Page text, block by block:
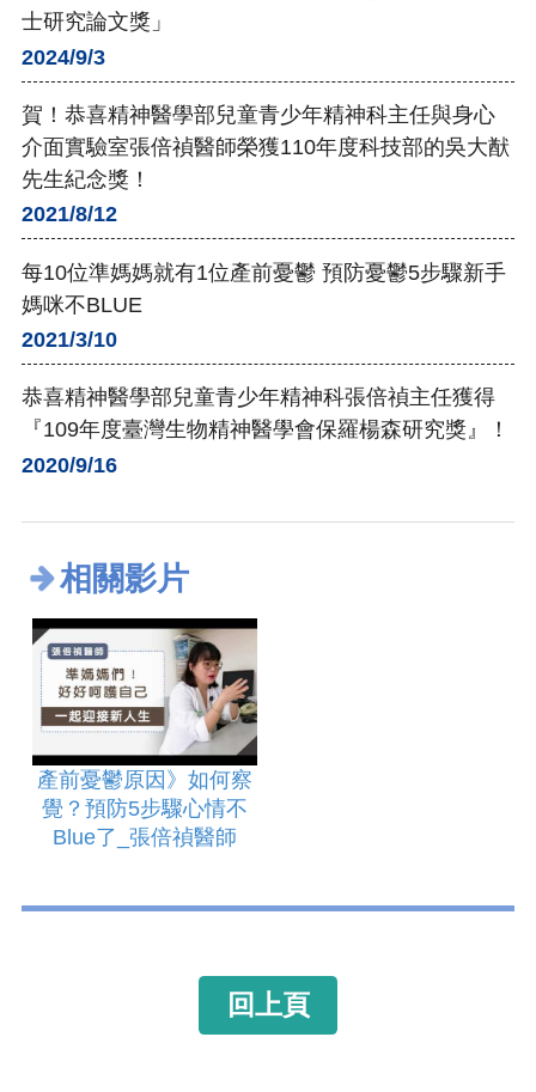
士研究論文獎」
2024/9/3
賀！恭喜精神醫學部兒童青少年精神科主任與身心
介面實驗室張倍禎醫師榮獲110年度科技部的吳大猷
先生紀念獎！
2021/8/12
每10位準媽媽就有1位產前憂鬱 預防憂鬱5步驟新手
媽咪不BLUE
2021/3/10
恭喜精神醫學部兒童青少年精神科張倍禎主任獲得
『109年度臺灣生物精神醫學會保羅楊森研究獎』！
2020/9/16
相關影片
產前憂鬱原因》如何察
覺？預防5步驟心情不
Blue了_張倍禎醫師
回上頁